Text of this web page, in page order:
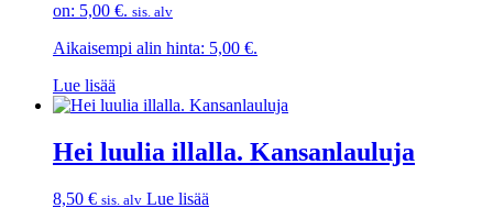
on: 5,00 €. sis. alv
Aikaisempi alin hinta: 5,00 €.
Lue lisää
Hei luulia illalla. Kansanlauluja
8,50 € sis. alv Lue lisää